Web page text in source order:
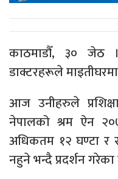
काठमाडौँ, ३० जेठ
डाक्टरहरूले
आज उनीहरुले
नेपालको श्रम ऐन
अधिकतम १२ घण्टा र
नहुने भन्दै प्रदर्शन